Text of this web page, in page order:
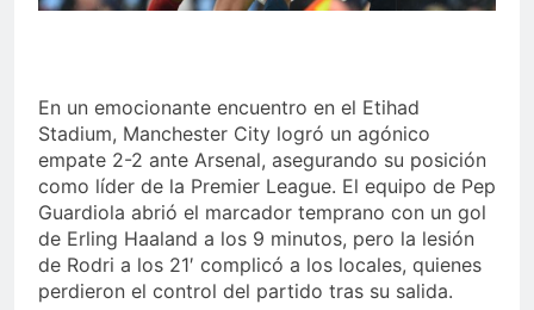
En un emocionante encuentro en el Etihad
Stadium, Manchester City logró un agónico
empate 2-2 ante Arsenal, asegurando su posición
como líder de la Premier League. El equipo de Pep
Guardiola abrió el marcador temprano con un gol
de Erling Haaland a los 9 minutos, pero la lesión
de Rodri a los 21′ complicó a los locales, quienes
perdieron el control del partido tras su salida.